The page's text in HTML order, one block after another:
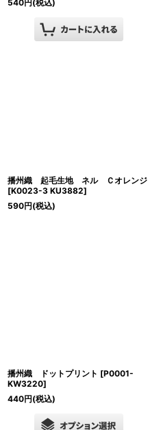
540円(税込)
播州織 起毛生地 ネル Ｃオレンジ
[K0023-3 KU3882]
590円(税込)
播州織 ドットプリント [P0001-
KW3220]
440円(税込)